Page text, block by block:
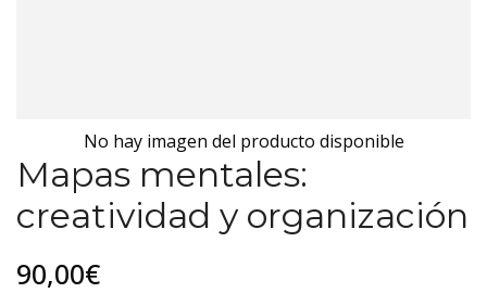
No hay imagen del producto disponible
Mapas mentales:
creatividad y organización
90,00€